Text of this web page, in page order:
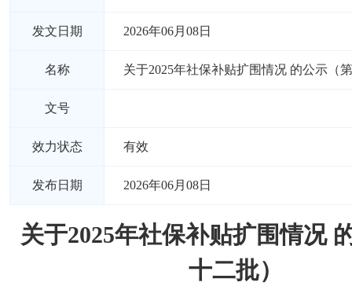
发文日期 2026年06月08日
名称 关于2025年社保补贴扩围情况 的公示（
文号
效力状态 有效
发布日期 2026年06月08日
关于2025年社保补贴扩围情况
十二批）